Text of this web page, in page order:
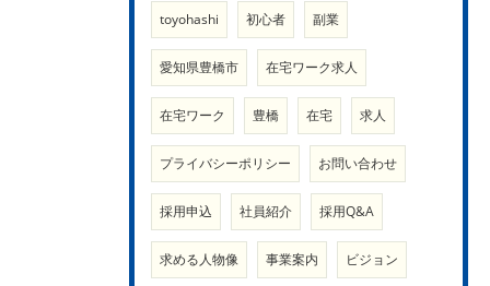
toyohashi 初心者 副業
愛知県豊橋市 在宅ワーク求人
在宅ワーク 豊橋 在宅 求人
プライバシーポリシー お問い合わせ
採用申込 社員紹介 採用Q&A
求める人物像 事業案内 ビジョン